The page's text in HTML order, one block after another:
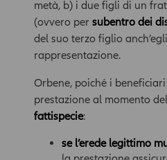
metà, b) i due figli di un
(ovvero per subentro dei
del suo terzo figlio
rappresentazione.
Orbene, poiché i
prestazione al momento
fattispecie:
se l’erede legittimo